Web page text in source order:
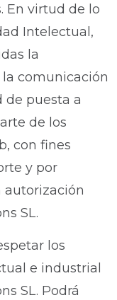
En virtud de lo
Intelectual,
la
comunicación
de puesta a
de los
con fines
y por
autorización
SL.
los
e industrial
SL. Podrá